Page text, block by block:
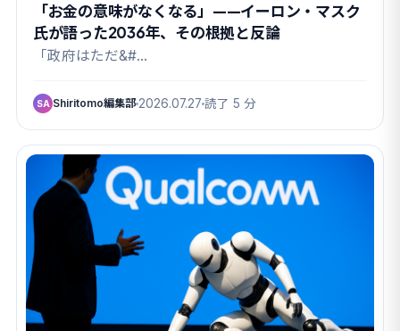
「お金の意味がなくなる」——イーロン・マスク
氏が語った2036年、その根拠と反論
「政府はただ&#…
SA Shiritomo編集部 2026.07.27 読了 5 分